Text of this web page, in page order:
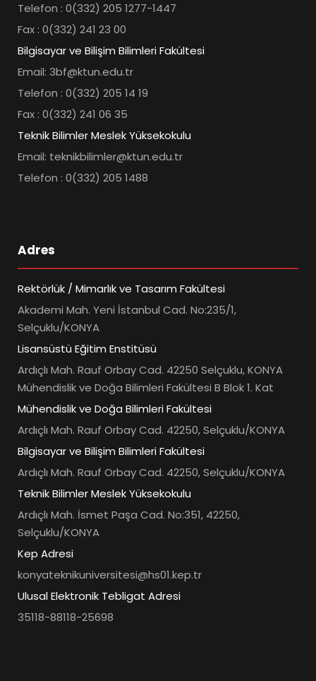
Telefon : 0(332) 205 1277-1447
Fax : 0(332) 241 23 00
Bilgisayar ve Bilişim Bilimleri Fakültesi
Email: 3bf@ktun.edu.tr
Telefon : 0(332) 205 14 19
Fax : 0(332) 241 06 35
Teknik Bilimler Meslek Yüksekokulu
Email: teknikbilimler@ktun.edu.tr
Telefon : 0(332) 205 1488
Adres
Rektörlük / Mimarlık ve Tasarım Fakültesi
Akademi Mah. Yeni İstanbul Cad. No:235/1,
Selçuklu/KONYA
Lisansüstü Eğitim Enstitüsü
Ardıçlı Mah. Rauf Orbay Cad. 42250 Selçuklu, KONYA
Mühendislik ve Doğa Bilimleri Fakültesi B Blok 1. Kat
Mühendislik ve Doğa Bilimleri Fakültesi
Ardıçlı Mah. Rauf Orbay Cad. 42250, Selçuklu/KONYA
Bilgisayar ve Bilişim Bilimleri Fakültesi
Ardıçlı Mah. Rauf Orbay Cad. 42250, Selçuklu/KONYA
Teknik Bilimler Meslek Yüksekokulu
Ardıçlı Mah. İsmet Paşa Cad. No:351, 42250,
Selçuklu/KONYA
Kep Adresi
konyateknikuniversitesi@hs01.kep.tr
Ulusal Elektronik Tebligat Adresi
35118-88118-25698